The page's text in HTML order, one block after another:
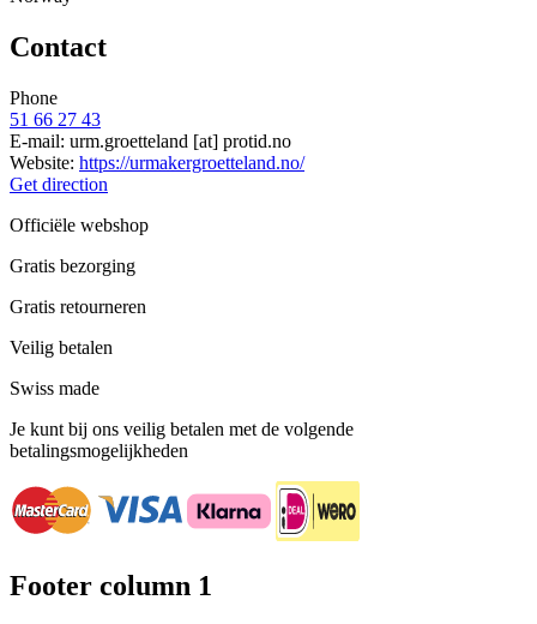
Contact
Phone
51 66 27 43
E-mail: urm.groetteland [at] protid.no
Website: https://urmakergroetteland.no/
Get direction
Officiële webshop
Gratis bezorging
Gratis retourneren
Veilig betalen
Swiss made
Je kunt bij ons veilig betalen met de volgende
betalingsmogelijkheden
Footer column 1